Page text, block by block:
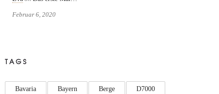
Februar 6, 2020
TAGS
Bavaria Bayern Berge D7000